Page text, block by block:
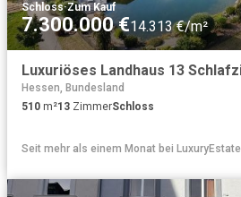
Schloss·Zum Kauf
7.300.000 €14.313 €/m²
Hessen, Bundesland
510 m²13 ZimmerSchloss
Seit mehr als einem Monat bei LuxuryEstate